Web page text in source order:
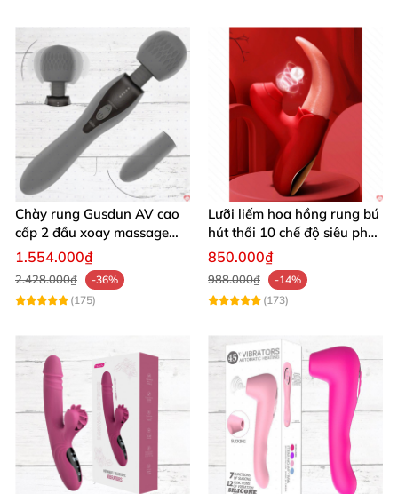
Chày rung Gusdun AV cao
cấp 2 đầu xoay massage
kích thích
1.554.000₫
2.428.000₫
-36%
(175)
Lưỡi liếm hoa hồng rung bú
hút thổi 10 chế độ siêu phê
kích thích
850.000₫
988.000₫
-14%
(173)